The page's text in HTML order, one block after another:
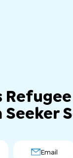
Seeker
Email